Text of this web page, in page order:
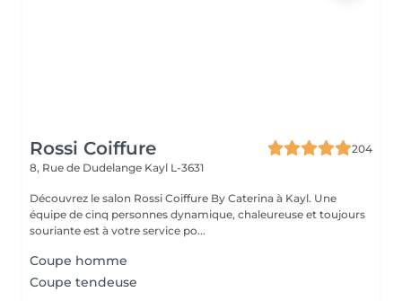
Rossi Coiffure
204
8, Rue de Dudelange Kayl L-3631
Découvrez le salon Rossi Coiffure By Caterina à Kayl. Une
équipe de cinq personnes dynamique, chaleureuse et toujours
souriante est à votre service po...
Coupe homme
Coupe tendeuse